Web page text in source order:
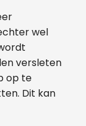
wel
versleten
op te
Dit kan